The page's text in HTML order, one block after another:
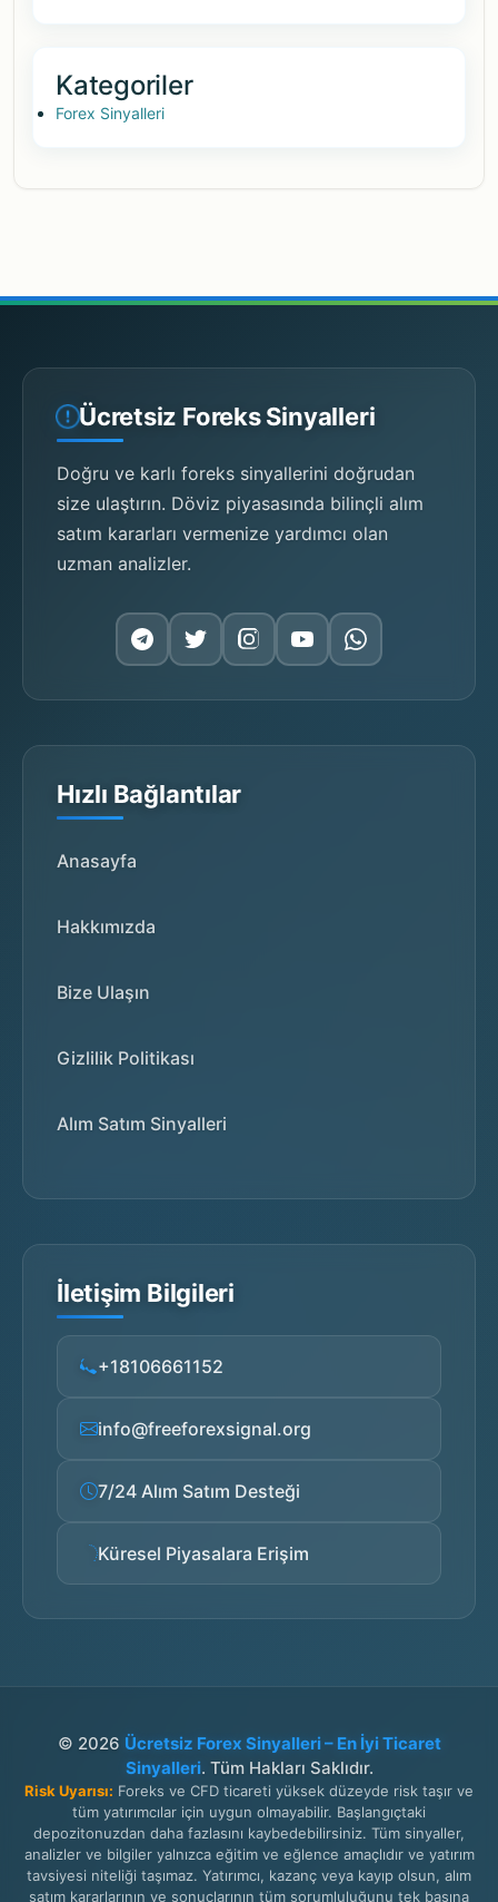
Kategoriler
Forex Sinyalleri
Ücretsiz Foreks Sinyalleri
Doğru ve karlı foreks sinyallerini doğrudan
size ulaştırın. Döviz piyasasında bilinçli alım
satım kararları vermenize yardımcı olan
uzman analizler.
Hızlı Bağlantılar
Anasayfa
Hakkımızda
Bize Ulaşın
Gizlilik Politikası
Alım Satım Sinyalleri
İletişim Bilgileri
+18106661152
info@freeforexsignal.org
7/24 Alım Satım Desteği
Küresel Piyasalara Erişim
© 2026 Ücretsiz Forex Sinyalleri – En İyi Ticaret
Sinyalleri. Tüm Hakları Saklıdır.
Risk Uyarısı: Foreks ve CFD ticareti yüksek düzeyde risk taşır ve
tüm yatırımcılar için uygun olmayabilir. Başlangıçtaki
depozitonuzdan daha fazlasını kaybedebilirsiniz. Tüm sinyaller,
analizler ve bilgiler yalnızca eğitim ve eğlence amaçlıdır ve yatırım
tavsiyesi niteliği taşımaz. Yatırımcı, kazanç veya kayıp olsun, alım
satım kararlarının ve sonuçlarının tüm sorumluluğunu tek başına